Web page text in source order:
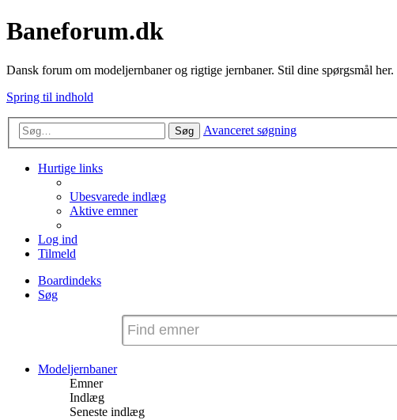
Baneforum.dk
Dansk forum om modeljernbaner og rigtige jernbaner. Stil dine spørgsmål her.
Spring til indhold
Søg Avanceret søgning
Hurtige links
Ubesvarede indlæg
Aktive emner
Log ind
Tilmeld
Boardindeks
Søg
Modeljernbaner
Emner
Indlæg
Seneste indlæg